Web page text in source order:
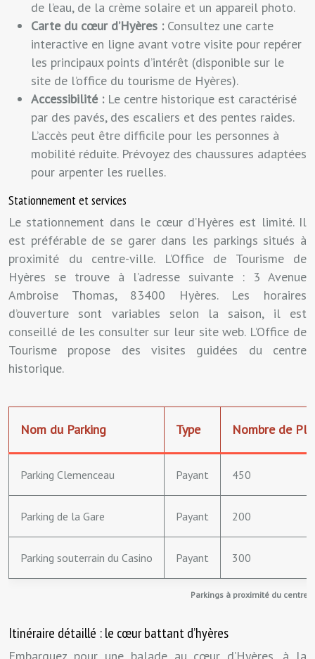
de l’eau, de la crème solaire et un appareil photo.
Carte du cœur d’Hyères : Consultez une carte
interactive en ligne avant votre visite pour repérer
les principaux points d’intérêt (disponible sur le
site de l’office du tourisme de Hyères).
Accessibilité : Le centre historique est caractérisé
par des pavés, des escaliers et des pentes raides.
L’accès peut être difficile pour les personnes à
mobilité réduite. Prévoyez des chaussures adaptées
pour arpenter les ruelles.
Stationnement et services
Le stationnement dans le cœur d’Hyères est limité. Il
est préférable de se garer dans les parkings situés à
proximité du centre-ville. L’Office de Tourisme de
Hyères se trouve à l’adresse suivante : 3 Avenue
Ambroise Thomas, 83400 Hyères. Les horaires
d’ouverture sont variables selon la saison, il est
conseillé de les consulter sur leur site web. L’Office de
Tourisme propose des visites guidées du centre
historique.
Parkings à proximité du centre
Nom du Parking Type Nombre de
Parking Clemenceau Payant 450
Parking de la Gare Payant 200
Parking souterrain du Casino Payant 300
Itinéraire détaillé : le cœur battant d’hyères